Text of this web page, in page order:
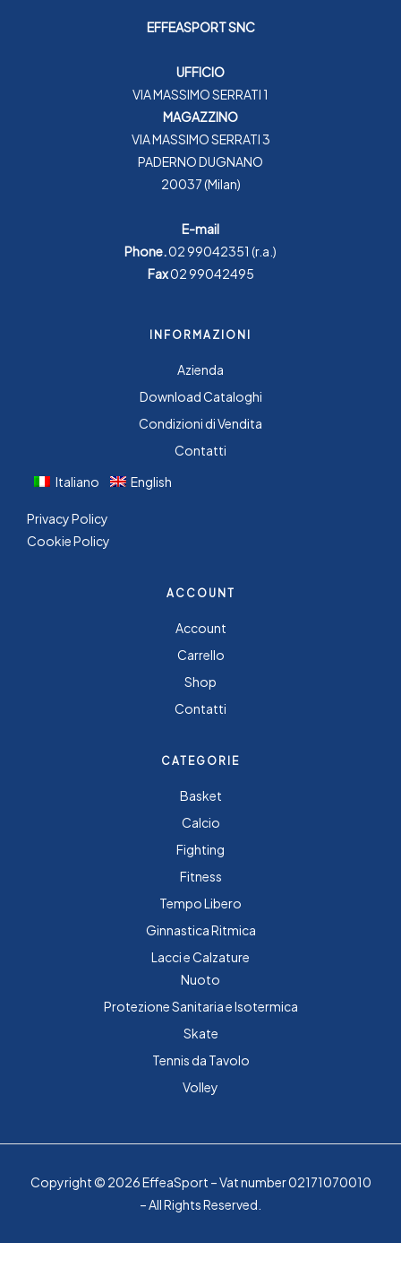
EFFEASPORT SNC
UFFICIO
VIA MASSIMO SERRATI 1
MAGAZZINO
VIA MASSIMO SERRATI 3
PADERNO DUGNANO
20037 (Milan)
E-mail
Phone.02 99042351 (r.a.)
Fax02 99042495
INFORMAZIONI
Azienda
Download Cataloghi
Condizioni di Vendita
Contatti
Italiano
English
Privacy Policy
Cookie Policy
ACCOUNT
Account
Carrello
Shop
Contatti
CATEGORIE
Basket
Calcio
Fighting
Fitness
Tempo Libero
Ginnastica Ritmica
Lacci e Calzature
Nuoto
Protezione Sanitaria e Isotermica
Skate
Tennis da Tavolo
Volley
Copyright © 2026 EffeaSport – Vat number 02171070010
– All Rights Reserved.